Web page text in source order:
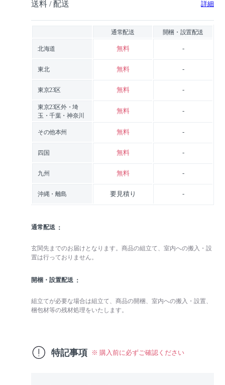
送料 / 配送 詳細
通常配送 開梱・設置配送
北海道 無料 -
東北 無料 -
東京23区 無料 -
東京23区外・埼
玉・千葉・神奈川
無料 -
その他本州 無料 -
四国 無料 -
九州 無料 -
沖縄・離島 要見積り -
通常配送
玄関先までのお届けとなります。商品の組立て、室内への搬入・設
置は行っておりません。
開梱・設置配送
組立てが必要な場合は組立て、商品の開梱、室内への搬入・設置、
梱包材等の残材処理をいたします。
特記事項 ※ 購入前に必ずご確認ください